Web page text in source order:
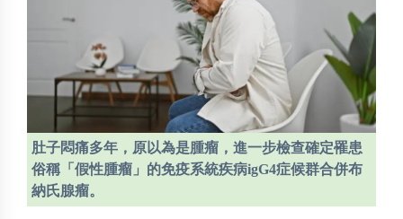
肚子悶痛多年，原以為是腫瘤，進一步檢查確定罹患
俗稱「假性腫瘤」的免疫系統疾病igG4症候群合併布
納氏腺瘤。